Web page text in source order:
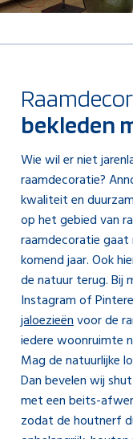
bekleden
Wie wil er niet
raamdecoratie?
kwaliteit en
op het gebied van
raamdecoratie gaat
komend jaar. Ook
de natuur terug. Bij
Instagram of
jaloezieënvoor de
iedere woonruimte
Mag de natuurlijke
Dan bevelen wij
met een beits-
zodat de houtnerf